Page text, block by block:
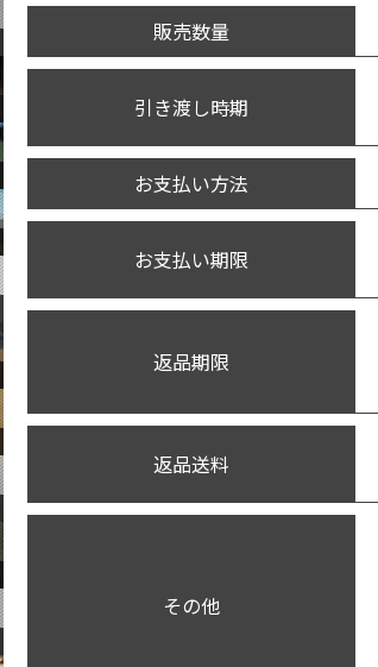
販売数量
引き渡し時期
お支払い方法
お支払い期限
返品期限
返品送料
その他